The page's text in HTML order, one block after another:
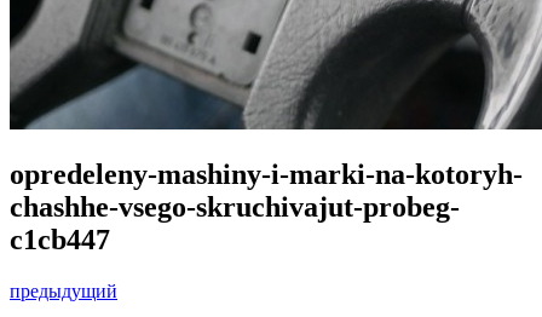
opredeleny-mashiny-i-marki-na-kotoryh-
chashhe-vsego-skruchivajut-probeg-
c1cb447
предыдущий